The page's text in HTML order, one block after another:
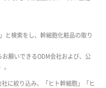
と検索をし、幹細胞化粧品の取り
願いできるODM会社および、公
に絞り込み、「ヒト幹細胞」「ヒ